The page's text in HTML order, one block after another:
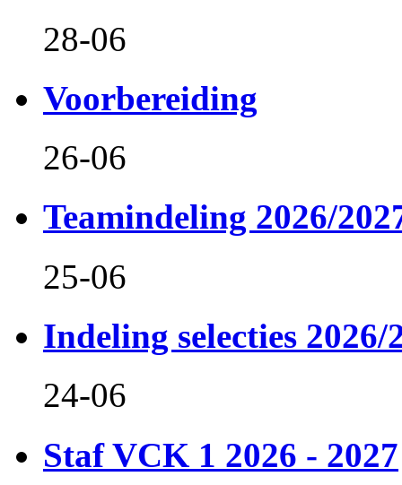
28-06
Voorbereiding
26-06
Teamindeling 2026/
25-06
Indeling selecties 2026/
24-06
Staf VCK 1 2026 - 2027